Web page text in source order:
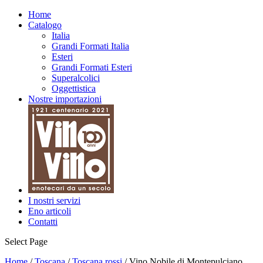
Home
Catalogo
Italia
Grandi Formati Italia
Esteri
Grandi Formati Esteri
Superalcolici
Oggettistica
Nostre importazioni
I nostri servizi
Eno articoli
Contatti
Select Page